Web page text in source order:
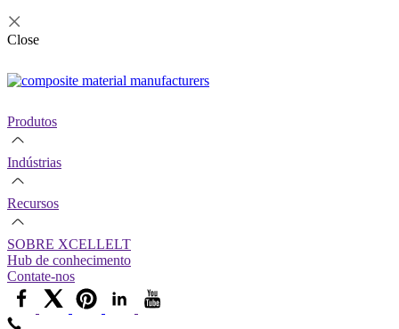
Close
Produtos
Indústrias
Recursos
SOBRE XCELLELT
Hub de conhecimento
Contate-nos